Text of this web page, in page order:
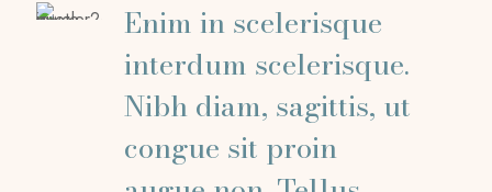
Enim in scelerisque
interdum scelerisque.
Nibh diam, sagittis, ut
congue sit proin